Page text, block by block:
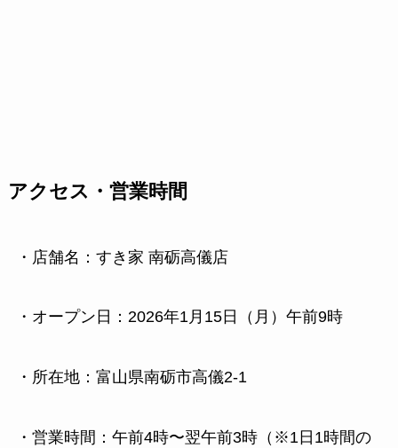
アクセス・営業時間
・店舗名：すき家 南砺高儀店
・オープン日：2026年1月15日（月）午前9時
・所在地：富山県南砺市高儀2-1
・営業時間：午前4時〜翌午前3時（※1日1時間の